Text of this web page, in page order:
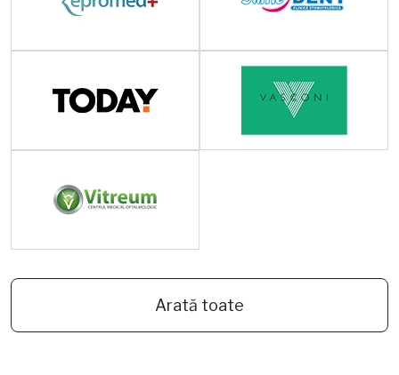
Arată toate